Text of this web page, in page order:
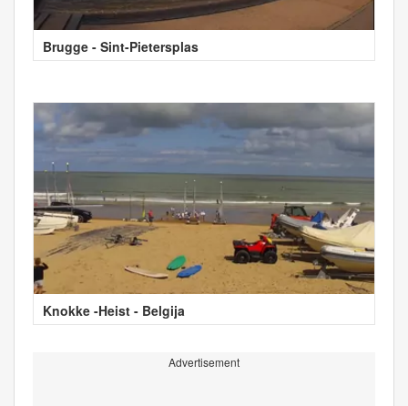
Brugge - Sint-Pietersplas
Knokke -Heist - Belgija
Advertisement